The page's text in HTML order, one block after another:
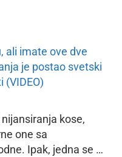
kose,
one sa
Ipak, jedna se …